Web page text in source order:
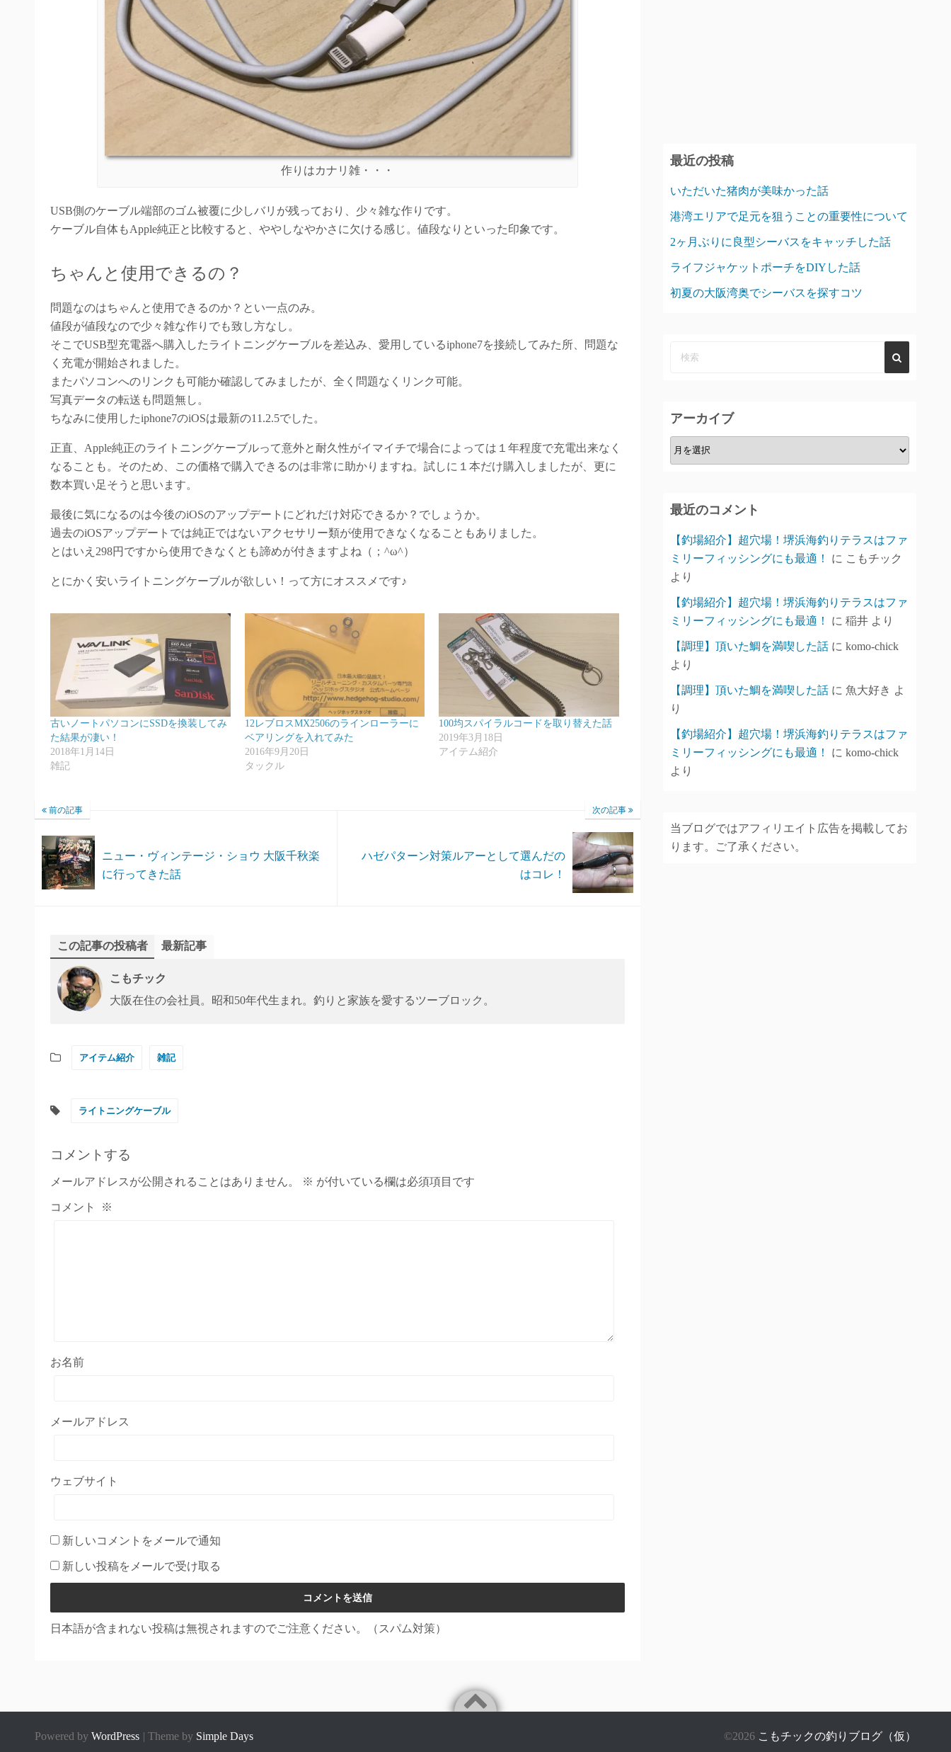
作りはカナリ雑・・・
USB側のケーブル端部のゴム被覆に少しバリが残っており、少々雑な作りです。
ケーブル自体もApple純正と比較すると、ややしなやかさに欠ける感じ。値段なりといった印象です。
ちゃんと使用できるの？
問題なのはちゃんと使用できるのか？とい一点のみ。
値段が値段なので少々雑な作りでも致し方なし。
そこでUSB型充電器へ購入したライトニングケーブルを差込み、愛用しているiphone7を接続してみた所、問題な
く充電が開始されました。
またパソコンへのリンクも可能か確認してみましたが、全く問題なくリンク可能。
写真データの転送も問題無し。
ちなみに使用したiphone7のiOSは最新の11.2.5でした。
正直、Apple純正のライトニングケーブルって意外と耐久性がイマイチで場合によっては１年程度で充電出来なく
なることも。そのため、この価格で購入できるのは非常に助かりますね。試しに１本だけ購入しましたが、更に
数本買い足そうと思います。
最後に気になるのは今後のiOSのアップデートにどれだけ対応できるか？でしょうか。
過去のiOSアップデートでは純正ではないアクセサリー類が使用できなくなることもありました。
とはいえ298円ですから使用できなくとも諦めが付きますよね（；^ω^）
とにかく安いライトニングケーブルが欲しい！って方にオススメです♪
古いノートパソコンにSSDを換装してみ
た結果が凄い！
2018年1月14日
雑記
12レブロスMX2506のラインローラーに
ベアリングを入れてみた
2016年9月20日
タックル
100均スパイラルコードを取り替えた話
2019年3月18日
アイテム紹介
前の記事
ニュー・ヴィンテージ・ショウ 大阪千秋楽
に行ってきた話
次の記事
ハゼパターン対策ルアーとして選んだの
はコレ！
この記事の投稿者 最新記事
こもチック
大阪在住の会社員。昭和50年代生まれ。釣りと家族を愛するツーブロック。
アイテム紹介 雑記
ライトニングケーブル
コメントする
メールアドレスが公開されることはありません。 ※ が付いている欄は必須項目です
コメント ※
お名前
メールアドレス
ウェブサイト
新しいコメントをメールで通知
新しい投稿をメールで受け取る
日本語が含まれない投稿は無視されますのでご注意ください。（スパム対策）
最近の投稿
いただいた猪肉が美味かった話
港湾エリアで足元を狙うことの重要性について
2ヶ月ぶりに良型シーバスをキャッチした話
ライフジャケットポーチをDIYした話
初夏の大阪湾奥でシーバスを探すコツ
アーカイブ
ア
ー
ブ
最近のコメント
【釣場紹介】超穴場！堺浜海釣りテラスはファ
ミリーフィッシングにも最適！
に こもチック
より
【釣場紹介】超穴場！堺浜海釣りテラスはファ
ミリーフィッシングにも最適！
に 稲井 より
【調理】頂いた鯛を満喫した話 に komo-chick
より
【調理】頂いた鯛を満喫した話 に 魚大好き よ
り
【釣場紹介】超穴場！堺浜海釣りテラスはファ
ミリーフィッシングにも最適！
に komo-chick
より
当ブログではアフィリエイト広告を掲載してお
ります。ご了承ください。
Powered by WordPress Theme by Simple Days ©2026 こもチックの釣りブログ（仮）